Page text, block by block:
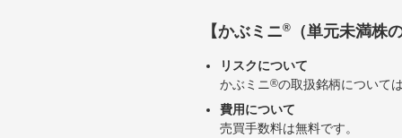
【かぶミニ® （単元未満株
リスクについて
かぶミニ®の取扱銘柄について
費用について
売買手数料は無料です。